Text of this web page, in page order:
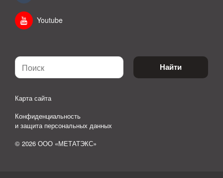
Youtube
Найти
Карта сайта
Конфиденциальность
и защита персональных данных
© 2026 ООО «МЕТАТЭКС»